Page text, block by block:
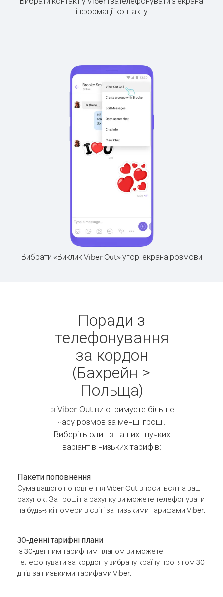
інформації контакту
Вибрати «Виклик Viber Out» угорі екрана розмови
Поради з
телефонування
за кордон
(Бахрейн >
Польща)
Із Viber Out ви отримуєте більше
часу розмов за менші гроші.
Виберіть один з наших гнучких
варіантів низьких тарифів:
Пакети поповнення
Сума вашого поповнення Viber Out вноситься на ваш
рахунок. За гроші на рахунку ви можете телефонувати
на будь-які номери в світі за низькими тарифами Viber.
30-денні тарифні плани
Із 30-денним тарифним планом ви можете
телефонувати за кордон у вибрану країну протягом 30
днів за низькими тарифами Viber.